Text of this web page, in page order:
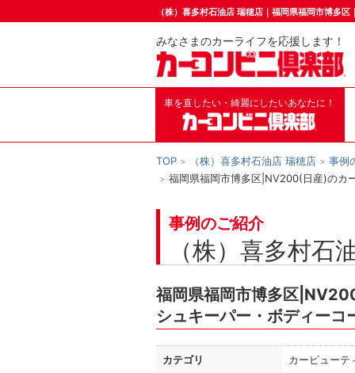
（株）喜多村石油店 瑞穂店｜福岡県福岡市博多
みなさまのカーライフを応援します！
車を直したい・綺麗にしたいあなたに！
TOP （株）喜多村石油店 瑞穂店
事例
福岡県福岡市博多区|NV200(日産)のカ
事例のご紹介
（株）喜多村石
福岡県福岡市博多区
シュキーパー・ボディーコ
カテゴリ カービューテ